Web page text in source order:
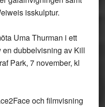
isskulptur.
Uma Thurman i ett
en dubbelvisning av Kill
Park, 7 november, kl
och filmvisning